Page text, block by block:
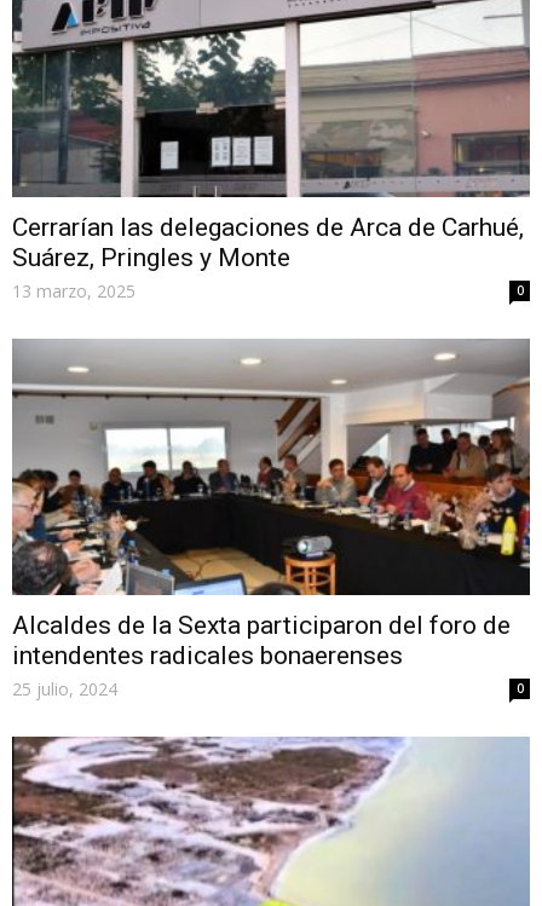
Cerrarían las delegaciones de Arca de Carhué,
Suárez, Pringles y Monte
13 marzo, 2025 0
Alcaldes de la Sexta participaron del foro de
intendentes radicales bonaerenses
25 julio, 2024 0